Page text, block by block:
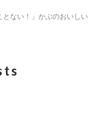
とない！」かぶのおいしい